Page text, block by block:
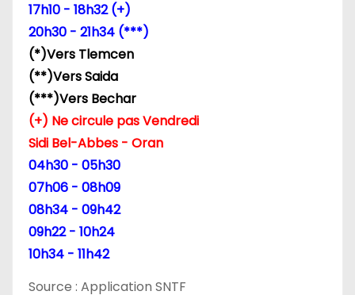
a
r
t
c
e
17h10 - 18h32 (+)
20h30 - 21h34 (***)
(*)Vers Tlemcen
(**)Vers Saida
(***)Vers Bechar
(+) Ne circule pas Vendredi
Sidi Bel-Abbes - Oran
04h30 - 05h30
07h06 - 08h09
08h34 - 09h42
09h22 - 10h24
10h34 - 11h42
Source : Application SNTF